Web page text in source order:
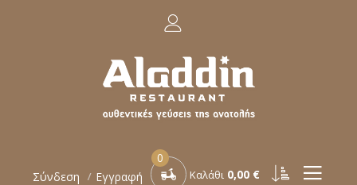
Σύνδεση Εγγραφή
0
Καλάθι 0,00 €